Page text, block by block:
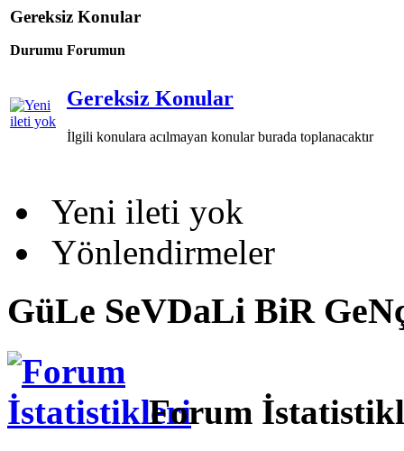
Gereksiz Konular
Durumu Forumun
Gereksiz Konular
İlgili konulara acılmayan konular burada toplanacaktır
Yeni ileti yok
Yönlendirmeler
GüLe SeVDaLi BiR
Forum